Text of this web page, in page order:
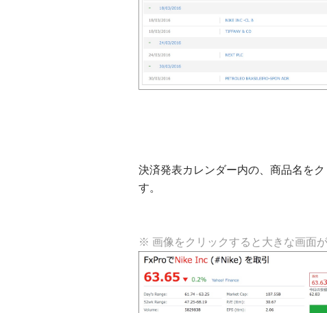
決済発表カレンダー内の、商品名を
す。
※ 画像をクリックすると大きな画面